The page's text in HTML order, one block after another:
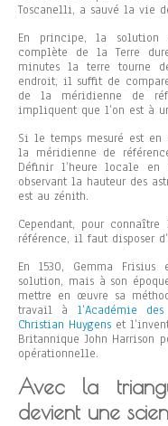
Toscanelli, a sauvé la vie
En principe, la solution
complète de la Terre
minutes la terre tourne
endroit, il suffit de
de la méridienne de
impliquent que l’on est à
Si le temps mesuré est en
la méridienne de
Définir l’heure locale
observant la hauteur des
est au zénith.
Cependant, pour
référence, il faut disposer
En 1530, Gemma
solution, mais à son
mettre en œuvre sa
travail à l’Académie
Christian Huygens et
Britannique John Harrison
opérationnelle.
Avec la
devient une